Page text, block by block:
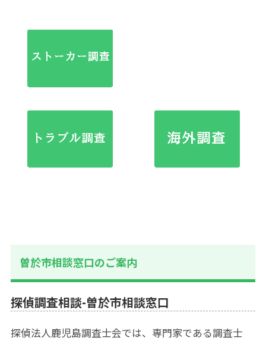
曽於市相談窓口のご案内
探偵調査相談-曽於市相談窓口
探偵法人鹿児島調査士会では、専門家である調査士